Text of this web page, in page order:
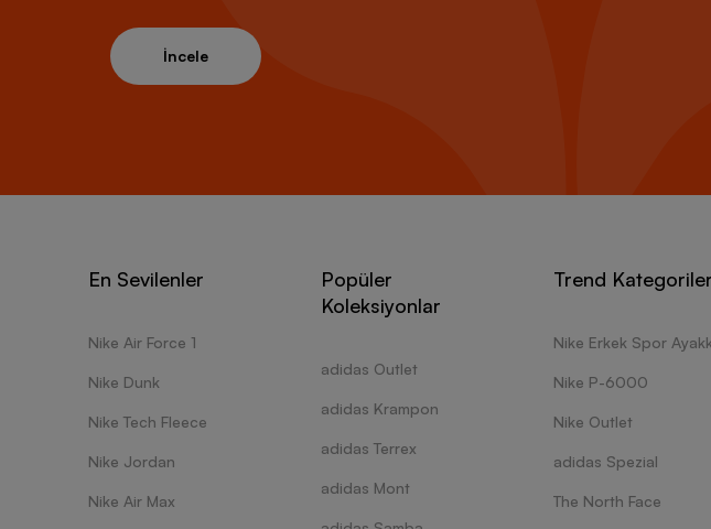
İncele
En Sevilenler
Nike Air Force 1
Nike Dunk
Nike Tech Fleece
Nike Jordan
Nike Air Max
Popüler
Koleksiyonlar
adidas Outlet
adidas Krampon
adidas Terrex
adidas Mont
Trend Kategoriler
Nike Erkek Spor
Nike P-6000
Nike Outlet
adidas Spezial
The North Face